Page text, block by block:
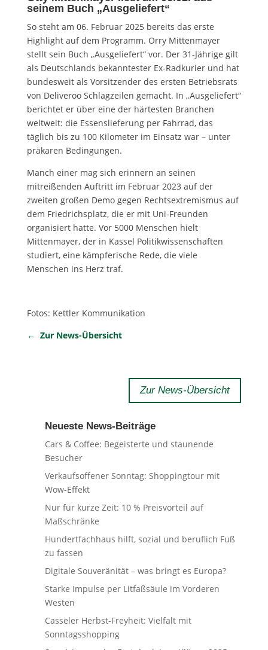
seinem Buch „Ausgeliefert“
So steht am 06. Februar 2025 bereits das erste
Highlight auf dem Programm. Orry Mittenmayer
stellt sein Buch „Ausgeliefert“ vor. Der 31-Jährige gilt
als Deutschlands bekanntester Ex-Radkurier und hat
bundesweit als Vorsitzender des ersten Betriebsrats
von Deliveroo Schlagzeilen gemacht. In „Ausgeliefert“
berichtet er über eine der härtesten Branchen
weltweit: die Essenslieferung per Fahrrad, das
täglich bis zu 100 Kilometer im Einsatz war – unter
präkaren Bedingungen.
Manch einer mag sich erinnern an seinen
mitreißenden Auftritt im Februar 2023 auf der
zweiten großen Demo gegen Rechtsextremismus auf
dem Friedrichsplatz, die er mit Uni-Freunden
organisiert hatte. Vor 5000 Menschen hielt
Mittenmayer, der in Kassel Politikwissenschaften
studiert, eine kämpferische Rede, die viele
Menschen ins Herz traf.​
Fotos: Kettler Kommunikation
← Zur News-Übersicht
Zur News-Übersicht
Neueste News-Beiträge
Cars & Coffee: Begeisterte und staunende
Besucher
Verkaufsoffener Sonntag: Shoppingtour mit
Wow-Effekt
Nur für kurze Zeit: 10 % Preisvorteil auf
Maßschränke
Hundertfachhaus hilft, sozial und beruflich Fuß
zu fassen
Digitale Souveränität – was bringt es Europa?
Starke Impulse per Litfaßsäule im Vorderen
Westen
Casseler Herbst-Freyheit: Vielfalt mit
Sonntagsshopping